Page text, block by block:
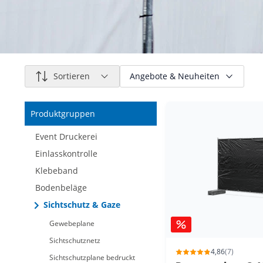
Sortieren Angebote & Neuheiten
Nur neue Artikel
Produktgruppen
Event Druckerei
Einlasskontrolle
Klebeband
Bodenbeläge
Sichtschutz & Gaze
Gewebeplane
Sichtschutznetz
Sichtschutzplane bedruckt
4,86(7)